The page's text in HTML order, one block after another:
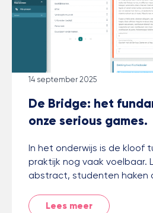
De Bridge: het
onze serious games.
14 september 2025
In het onderwijs is de kloof
praktijk nog vaak voelbaar.
abstract, studenten haken
Lees meer